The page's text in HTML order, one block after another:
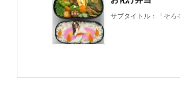
サブタイトル：「そろ